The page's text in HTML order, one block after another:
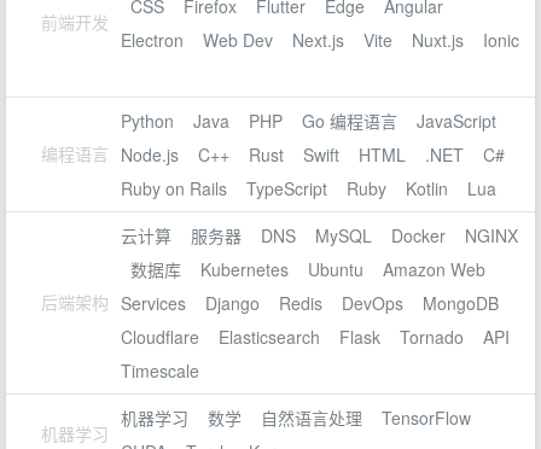
前端开发
CSS
Firefox Flutter Edge
Angular
Electron
Web Dev Next.js Vite Nuxt.js Ionic
编程语言
Python Java PHP Go 编程语言
JavaScript
Node.js
C++ Rust Swift HTML .NET
C#
Ruby on Rails
TypeScript Ruby Kotlin Lua
后端架构
云计算 服务器 DNS MySQL Docker
NGINX
数据库
Kubernetes Ubuntu
Amazon Web
Services
Django Redis DevOps
MongoDB
Cloudflare
Elasticsearch Flask Tornado
API
Timescale
机器学习
机器学习 数学 自然语言处理
TensorFlow